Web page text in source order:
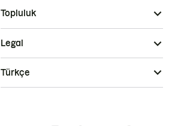
Topluluk
Legal
Türkçe